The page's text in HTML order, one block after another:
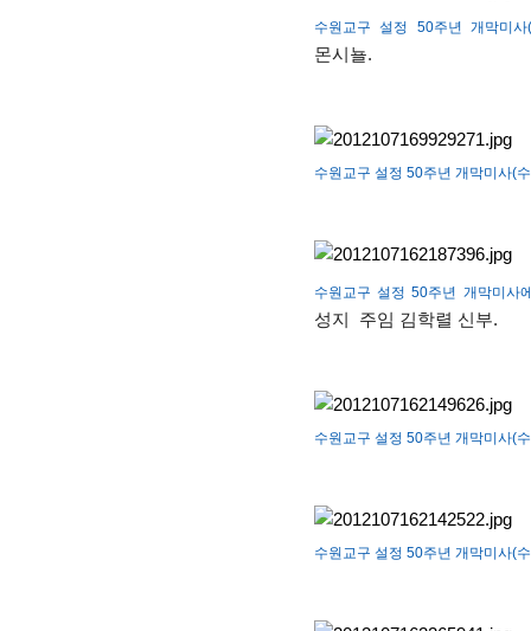
수원교구 설정 50주년 개막미
몬시뇰.
수원교구 설정 50주년 개막미사(
수원교구 설정 50주년 개막미사
성지 주임 김학렬 신부.
수원교구 설정 50주년 개막미사(
수원교구 설정 50주년 개막미사(